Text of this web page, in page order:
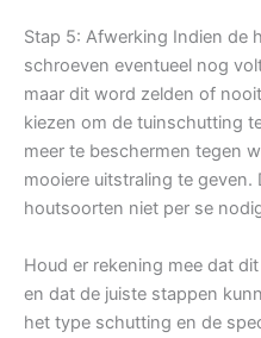
Stap 5: Afwerking Indien de
schroeven eventueel nog
maar dit word zelden of
kiezen om de tuinschutting
meer te beschermen tegen
mooiere uitstraling te geven.
houtsoorten niet per se
Houd er rekening mee dat
en dat de juiste stappen
het type schutting en de